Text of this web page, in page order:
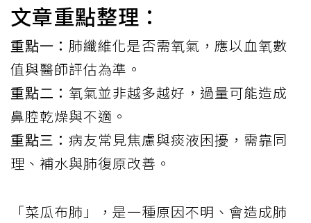
文章重點整理：
重點一： 肺纖維化是否需氧氣，應以血氧數
值與醫師評估為準。
重點二： 氧氣並非越多越好，過量可能造成
鼻腔乾燥與不適。
重點三： 病友常見焦慮與痰液困擾，需靠同
理、補水與肺復原改善。
「菜瓜布肺」，是一種原因不明、會造成肺